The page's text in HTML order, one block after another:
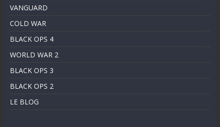
VANGUARD
COLD WAR
BLACK OPS 4
WORLD WAR 2
BLACK OPS 3
BLACK OPS 2
LE BLOG